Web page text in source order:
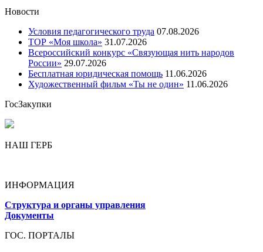
Новости
Условия педагогического труда 07.08.2026
ТОР «Моя школа» 31.07.2026
Всероссийский конкурс «Связующая нить народов
России» 29.07.2026
Бесплатная юридическая помощь 11.06.2026
Художественный фильм «Ты не один» 11.06.2026
ГосЗакупки
НАШ ГЕРБ
ИНФОРМАЦИЯ
Структура и органы управления
Документы
ГОС. ПОРТАЛЫ